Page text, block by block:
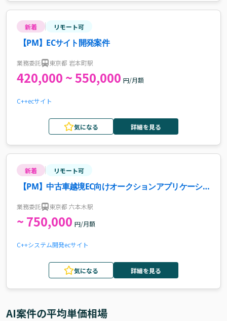
新着 リモート可
【PM】ECサイト開発案件
業務委託 東京都 岩本町駅
420,000 ~ 550,000 円/月額
C++ecサイト
気になる 詳細を見る
新着 リモート可
【PM】中古車越境EC向けオークションアプリケーショ
業務委託 東京都 六本木駅
~ 750,000 円/月額
C++システム開発ecサイト
気になる 詳細を見る
AI案件の平均単価相場